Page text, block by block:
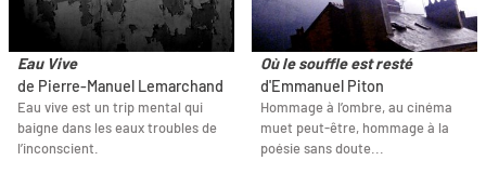
Eau Vive
de Pierre-Manuel Lemarchand
Eau vive est un trip mental qui
baigne dans les eaux troubles de
l’inconscient.
Où le souffle est resté
d'Emmanuel Piton
Hommage à l’ombre, au cinéma
muet peut-être, hommage à la
poésie sans doute...